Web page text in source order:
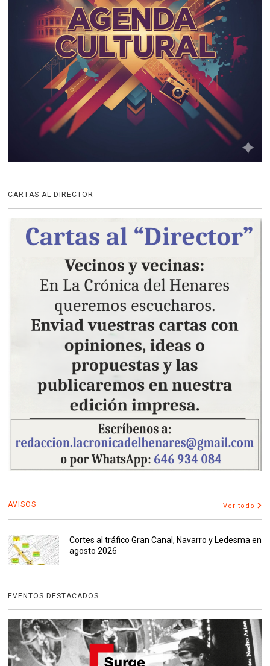
CARTAS AL DIRECTOR
AVISOS Ver todo
Cortes al tráfico Gran Canal, Navarro y Ledesma en
agosto 2026
EVENTOS DESTACADOS